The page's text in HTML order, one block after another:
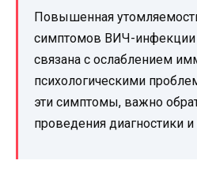
Повышенная
симптомов ВИЧ-
связана с ослаблением
психологическими
эти симптомы, важно
проведения диагностики и